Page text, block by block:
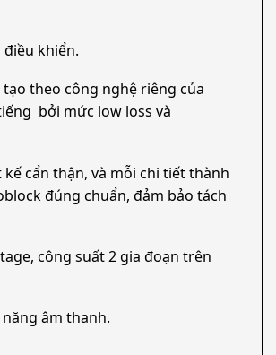
khiển.
theo công nghệ riêng của
bởi mức low loss và
cẩn thận, và mỗi chi tiết thành
đúng chuẩn, đảm bảo tách
công suất 2 gia đoạn trên
âm thanh.